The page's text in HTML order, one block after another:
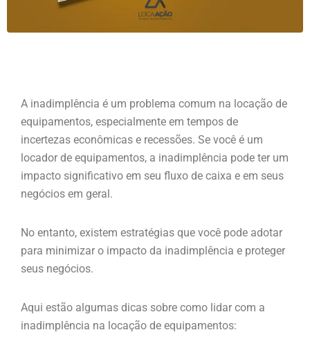
A inadimplência é um problema comum na locação de
equipamentos, especialmente em tempos de
incertezas econômicas e recessões. Se você é um
locador de equipamentos, a inadimplência pode ter um
impacto significativo em seu fluxo de caixa e em seus
negócios em geral.
No entanto, existem estratégias que você pode adotar
para minimizar o impacto da inadimplência e proteger
seus negócios.
Aqui estão algumas dicas sobre como lidar com a
inadimplência na locação de equipamentos: